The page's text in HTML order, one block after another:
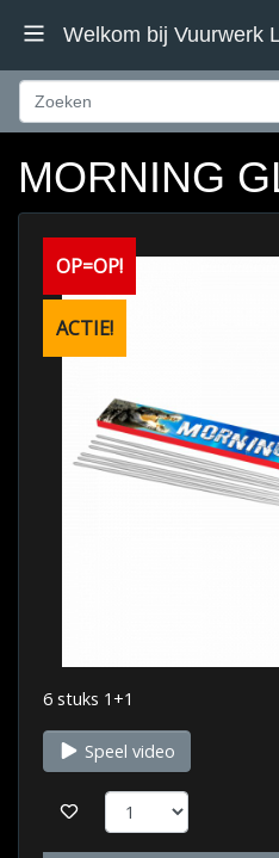
Welkom bij Vuurwerk
MORNING
OP=OP!
ACTIE!
6 stuks 1+1
Speel video